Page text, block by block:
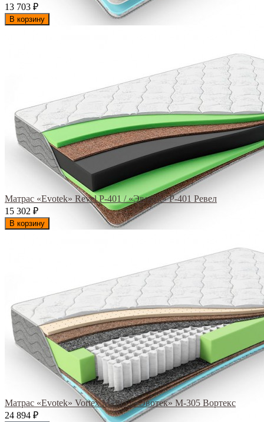
13 703 ₽
В корзину
Матрас «Evotek» Revel Р-401 / «Эвотек» Р-401 Ревел
15 302 ₽
В корзину
Матрас «Evotek» Vortex M-305 / «Эвотек» M-305 Вортекс
24 894 ₽